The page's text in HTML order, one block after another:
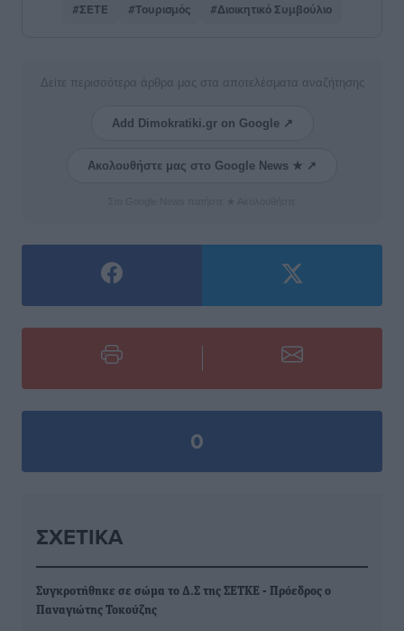
#ΣΕΤΕ #Τουρισμός #Διοικητικό Συμβούλιο
Δείτε περισσότερα άρθρα μας στα αποτελέσματα αναζήτησης
Add Dimokratiki.gr on Google ↗
Ακολουθήστε μας στο Google News ★ ↗
0
ΣΧΕΤΙΚΆ
Συγκροτήθηκε σε σώμα το Δ.Σ της ΣΕΤΚΕ - Πρόεδρος ο
Παναγιώτης Τοκούζης